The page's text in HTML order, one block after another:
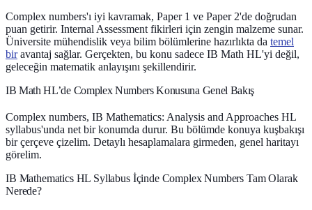
Complex numbers'ı iyi kavramak, Paper 1 ve Paper 2'de doğrudan
puan getirir. Internal Assessment fikirleri için zengin malzeme sunar.
Üniversite mühendislik veya bilim bölümlerine hazırlıkta da temel
biravantaj sağlar. Gerçekten, bu konu sadece IB Math HL'yi değil,
geleceğin matematik anlayışını şekillendirir.
IB Math HL’de Complex Numbers Konusuna Genel Bakış
Complex numbers, IB Mathematics: Analysis and Approaches HL
syllabus'unda net bir konumda durur. Bu bölümde konuya kuşbakışı
bir çerçeve çizelim. Detaylı hesaplamalara girmeden, genel haritayı
görelim.
IB Mathematics HL Syllabus İçinde Complex Numbers Tam Olarak
Nerede?